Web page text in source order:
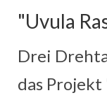
"Uvula
Drei
das Projekt